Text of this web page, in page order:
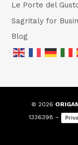
Le Porte del
Sagritaly for
Blog
© 2026
1336398 –